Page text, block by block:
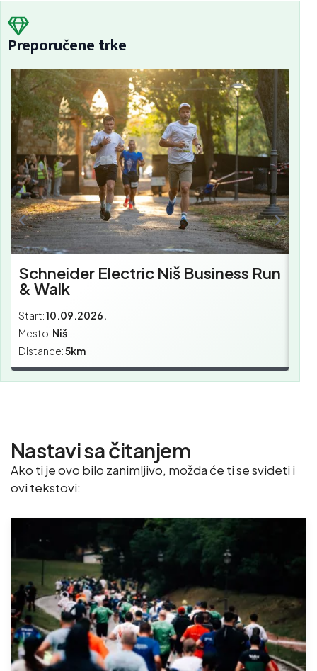
Preporučene trke
Schneider Electric Niš Business Run
& Walk
Start:10.09.2026.
Mesto: Niš
Distance:5km
Nastavi sa čitanjem
Ako ti je ovo bilo zanimljivo, možda će ti se svideti i
ovi tekstovi: